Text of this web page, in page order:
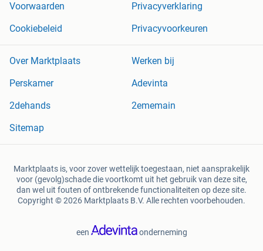
Voorwaarden
Privacyverklaring
Cookiebeleid
Privacyvoorkeuren
Over Marktplaats
Werken bij
Perskamer
Adevinta
2dehands
2ememain
Sitemap
Marktplaats is, voor zover wettelijk toegestaan, niet aansprakelijk
voor (gevolg)schade die voortkomt uit het gebruik van deze site,
dan wel uit fouten of ontbrekende functionaliteiten op deze site.
Copyright © 2026 Marktplaats B.V. Alle rechten voorbehouden.
een onderneming